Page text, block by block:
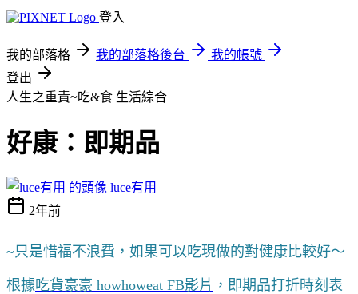
登入
我的部落格 我的部落格後台
我的帳號
登出
人生之重責~吃&食 生活綜合
好康：即期品
luce有用
2年前
~只是惜福不浪費，如果可以吃現做的對健康比較好～
根據吃貨豪豪 howhoweat FB影片 ，即期品打折時刻表